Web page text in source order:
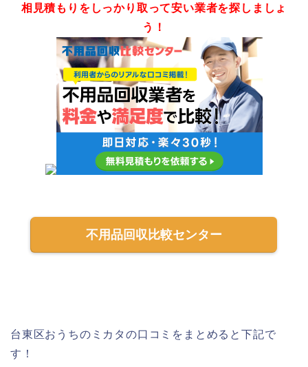
相見積もりをしっかり取って安い業者を探しましょ
う！
不用品回収比較センター
台東区おうちのミカタの口コミをまとめると下記で
す！